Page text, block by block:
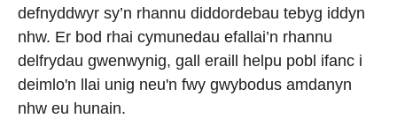
defnyddwyr sy’n rhannu diddordebau tebyg iddyn
nhw. Er bod rhai cymunedau efallai’n rhannu
delfrydau gwenwynig, gall eraill helpu pobl ifanc i
deimlo'n llai unig neu'n fwy gwybodus amdanyn
nhw eu hunain.